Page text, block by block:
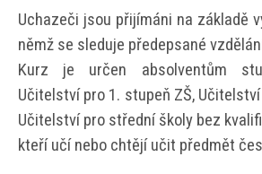
Uchazeči jsou přijímáni na základě
němž se sleduje předepsané
Kurz je určen absolventům
Učitelství pro 1. stupeň ZŠ,
Učitelství pro střední školy bez
kteří učí nebo chtějí učit předmět